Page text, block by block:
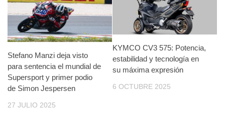
Stefano Manzi deja visto
para sentencia el mundial de
Supersport y primer podio
de Simon Jespersen
27 JULIO 2025
KYMCO CV3 575: Potencia,
estabilidad y tecnología en
su máxima expresión
6 OCTUBRE 2025